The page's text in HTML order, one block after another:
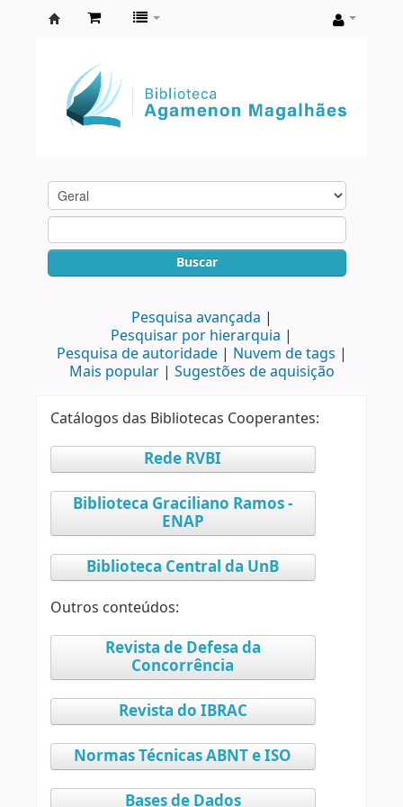
Agamenon
Magalhães
Buscar
Pesquisa avançada
Pesquisar por hierarquia
Pesquisa de autoridade
Nuvem de tags
Mais popular
Sugestões de aquisição
Catálogos das Bibliotecas Cooperantes:
Rede RVBI
Biblioteca Graciliano Ramos -
ENAP
Biblioteca Central da UnB
Outros conteúdos:
Revista de Defesa da
Concorrência
Revista do IBRAC
Normas Técnicas ABNT e ISO
Bases de Dados